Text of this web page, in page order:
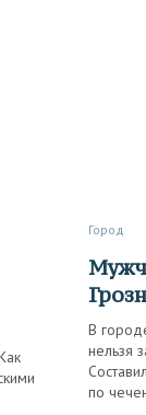
Город
Мужчинам сюда нельзя, или
В
нельзя
по